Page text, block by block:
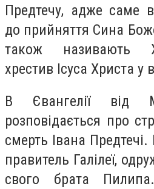
Предтечу, адже саме
до прийняття Сина
також називають
хрестив Ісуса Христа у
В Євангелії від
розповідається про
смерть Івана Предтечі.
правитель Галілеї,
свого брата